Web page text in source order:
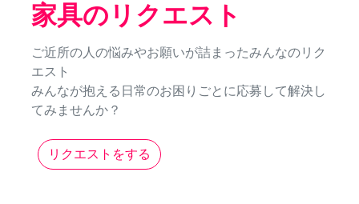
家具のリクエスト
ご近所の人の悩みやお願いが詰まったみんなのリク
エスト
みんなが抱える日常のお困りごとに応募して解決し
てみませんか？
リクエストをする